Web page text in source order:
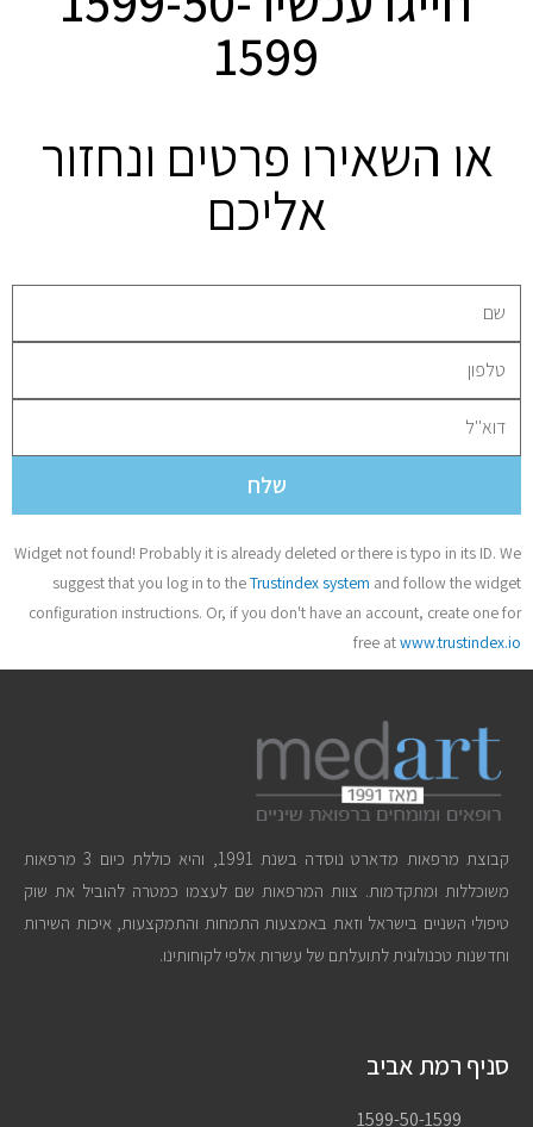
1599
או השאירו פרטים ונחזור
אליכם
שלח
Widget not found! Probably it is already deleted or there is typo in its ID. We
suggest that you log in to theTrustindex system and follow the widget
configuration instructions. Or, if you don't have an account, create one for
free atwww.trustindex.io
קבוצת מרפאות מדארט נוסדה בשנת 1991, והיא כוללת כיום 3 מרפאות
משוכללות ומתקדמות. צוות המרפאות שם לעצמו כמטרה להוביל את שוק
טיפולי השניים בישראל וזאת באמצעות התמחות והתמקצעות, איכות השירות
וחדשנות טכנולוגית לתועלתם של עשרות אלפי לקוחותינו.
סניף רמת אביב
1599-50-1599